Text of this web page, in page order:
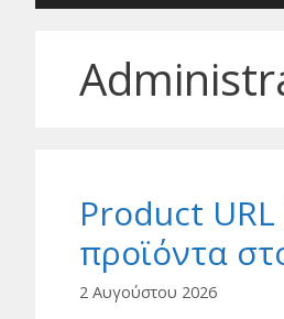
Product
προϊόντα
2 Αυγούστου 2026